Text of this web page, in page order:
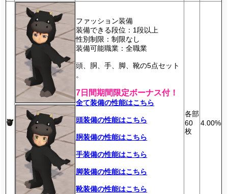
ファッション装備
装備できる段位：1段以上
性別制限：制限なし
装備可能職業：全職業
頭、胴、手、脚、靴の5点セット
。
7日間期間限定ボーナス付！
全て装備の性能はこちら
頭装備の性能はこちら
胴装備の性能はこちら
手装備の性能はこちら
脚装備の性能はこちら
靴装備の性能はこちら
各部
60
枚
4.00%